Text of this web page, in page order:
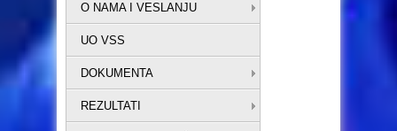
O NAMA I VESLANJU
UO VSS
DOKUMENTA
REZULTATI